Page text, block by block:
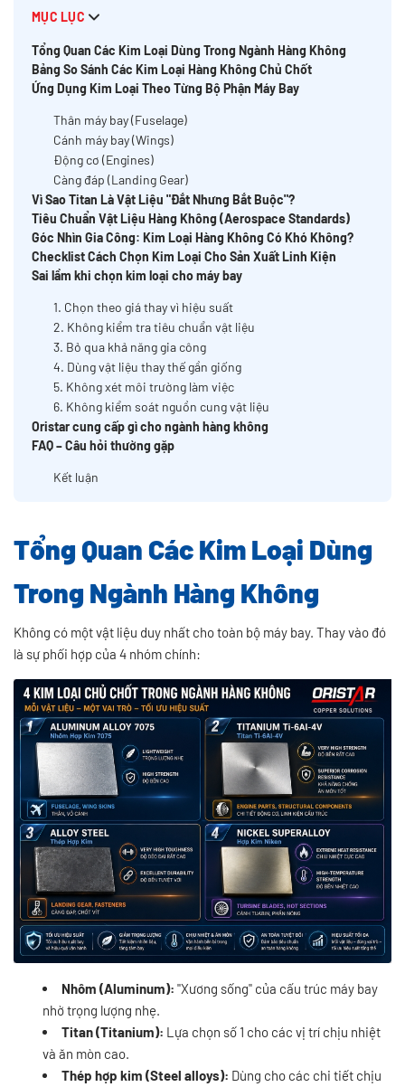
MỤC LỤC
Tổng Quan Các Kim Loại Dùng Trong Ngành Hàng Không
Bảng So Sánh Các Kim Loại Hàng Không Chủ Chốt
Ứng Dụng Kim Loại Theo Từng Bộ Phận Máy Bay
Thân máy bay (Fuselage)
Cánh máy bay (Wings)
Động cơ (Engines)
Càng đáp (Landing Gear)
Vì Sao Titan Là Vật Liệu "Đắt Nhưng Bắt Buộc"?
Tiêu Chuẩn Vật Liệu Hàng Không (Aerospace Standards)
Góc Nhìn Gia Công: Kim Loại Hàng Không Có Khó Không?
Checklist Cách Chọn Kim Loại Cho Sản Xuất Linh Kiện
Sai lầm khi chọn kim loại cho máy bay
1. Chọn theo giá thay vì hiệu suất
2. Không kiểm tra tiêu chuẩn vật liệu
3. Bỏ qua khả năng gia công
4. Dùng vật liệu thay thế gần giống
5. Không xét môi trường làm việc
6. Không kiểm soát nguồn cung vật liệu
Oristar cung cấp gì cho ngành hàng không
FAQ – Câu hỏi thường gặp
Kết luận
Tổng Quan Các Kim Loại Dùng
Trong Ngành Hàng Không
Không có một vật liệu duy nhất cho toàn bộ máy bay. Thay vào đó
là sự phối hợp của 4 nhóm chính:
Nhôm (Aluminum): "Xương sống" của cấu trúc máy bay
nhờ trọng lượng nhẹ.
Titan (Titanium): Lựa chọn số 1 cho các vị trí chịu nhiệt
và ăn mòn cao.
Thép hợp kim (Steel alloys): Dùng cho các chi tiết chịu